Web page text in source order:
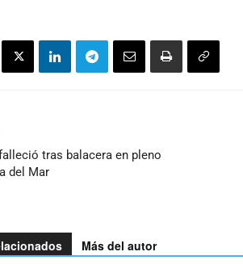
tras balacera en pleno
del Mar
Más del autor